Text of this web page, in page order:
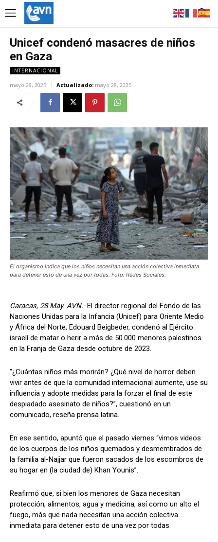
Unicef condenó masacres de niños
en Gaza
INTERNACIONAL
mayo 28, 2025 Actualizado: mayo 28, 2025
El organismo indica que los niños necesitan una acción colectiva inmediata
para detener esto de una vez por todas. Foto: Redes Sociales.
Caracas, 28 May. AVN.-El director regional del Fondo de las
Naciones Unidas para la Infancia (Unicef) para Oriente Medio
y África del Norte, Edouard Beigbeder, condenó al Ejército
israelí de matar o herir a más de 50.000 menores palestinos
en la Franja de Gaza desde octubre de 2023.
“¿Cuántas niños más morirán? ¿Qué nivel de horror deben
vivir antes de que la comunidad internacional aumente, use su
influencia y adopte medidas para la forzar el final de este
despiadado asesinato de niños?”, cuestionó en un
comunicado, reseña prensa latina.
En ese sentido, apuntó que el pasado viernes “vimos videos
de los cuerpos de los niños quemados y desmembrados de
la familia al-Najjar que fueron sacados de los escombros de
su hogar en (la ciudad de) Khan Younis”.
Reafirmó que, si bien los menores de Gaza necesitan
protección, alimentos, agua y medicina, así como un alto el
fuego, más que nada necesitan una acción colectiva
inmediata para detener esto de una vez por todas.